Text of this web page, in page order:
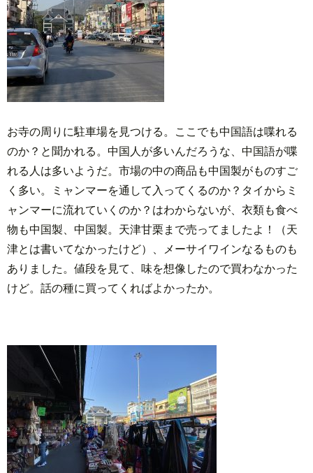
お寺の周りに駐車場を見つける。ここでも中国語は喋れる
のか？と聞かれる。中国人が多いんだろうな、中国語が喋
れる人は多いようだ。市場の中の商品も中国製がものすご
く多い。ミャンマーを通して入ってくるのか？タイからミ
ャンマーに流れていくのか？はわからないが、衣類も食べ
物も中国製、中国製。天津甘栗まで売ってましたよ！（天
津とは書いてなかったけど）、メーサイワインなるものも
ありました。値段を見て、味を想像したので買わなかった
けど。話の種に買ってくればよかったか。